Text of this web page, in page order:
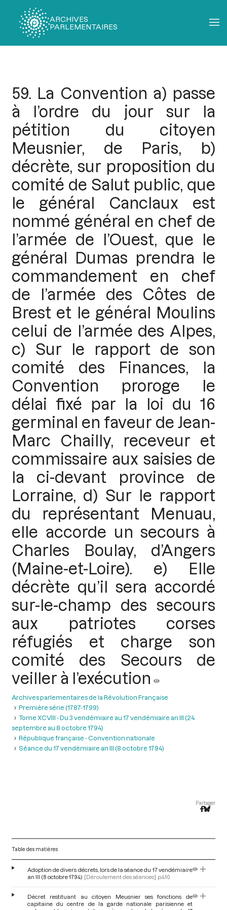
ARCHIVES
PARLEMENTAIRES
59. La Convention a) passe
à l’ordre du jour sur la
pétition du citoyen
Meusnier, de Paris, b)
décrète, sur proposition du
comité de Salut public, que
le général Canclaux est
nommé général en chef de
l’armée de l’Ouest, que le
général Dumas prendra le
commandement en chef
de l’armée des Côtes de
Brest et le général Moulins
celui de l’armée des Alpes,
c) Sur le rapport de son
comité des Finances, la
Convention proroge le
délai fixé par la loi du 16
germinal en faveur de Jean-
Marc Chailly, receveur et
commissaire aux saisies de
la ci-devant province de
Lorraine, d) Sur le rapport
du représentant Menuau,
elle accorde un secours à
Charles Boulay, d’Angers
(Maine-et-Loire). e) Elle
décrète qu’il sera accordé
sur-le-champ des secours
aux patriotes corses
réfugiés et charge son
comité des Secours de
veiller à l’exécution
Archives parlementaires de la Révolution Française
Première série (1787-1799)
Tome XCVIII - Du 3 vendémiaire au 17 vendémiaire an III (24
septembre au 8 octobre 1794)
République française - Convention nationale
Séance du 17 vendémiaire an III (8 octobre 1794)
Partager
Table des matières
Adoption de divers décrets, lors de la séance du 17 vendémiaire
an III (8 octobre 1794) [Déroulement des séances] p.410
Décret restituant au citoyen Meusnier ses fonctions de
capitaine du centre de la garde nationale parisienne et